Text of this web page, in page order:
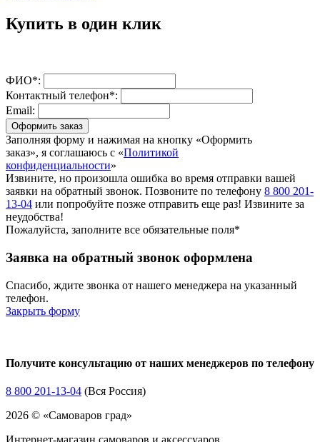
Купить в один клик
ФИО*:
Контактный телефон*:
Email:
Оформить заказ
Заполняя форму и нажимая на кнопку «Оформить
заказ», я соглашаюсь с «Политикой
конфиденциальности»
Извините, но произошла ошибка во время отправки вашей
заявки на обратный звонок. Позвоните по телефону 8 800 201-
13-04 или попробуйте позже отправить еще раз! Извините за
неудобства!
Пожалуйста, заполните все обязательные поля*
Заявка на обратный звонок оформлена
Спасибо, ждите звонка от нашего менеджера на указанный
телефон.
Закрыть форму
Получите консультацию от наших менеджеров по телефону
8 800 201-13-04 (Вся Россия)
2026 © «Самоваров град»